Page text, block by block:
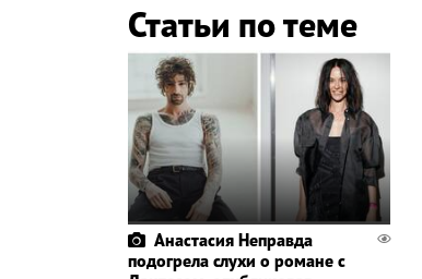
Статьи по теме
Анастасия Неправда
подогрела слухи о романе с